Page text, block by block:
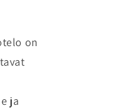
on
ja